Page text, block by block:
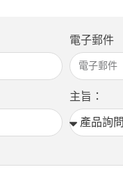
電子郵件
主旨：